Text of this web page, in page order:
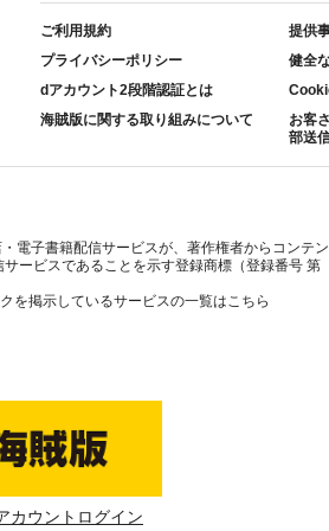
ご利用規約
提供
プライバシーポリシー
健全
dアカウント2段階認証とは
海賊版に関する取り組みについて
お客
部送
電子書籍配信サービスが、著作権者からコンテン
ービスであることを示す登録商標（登録番号 第
を掲示しているサービスの一覧はこちら
カウントログイン